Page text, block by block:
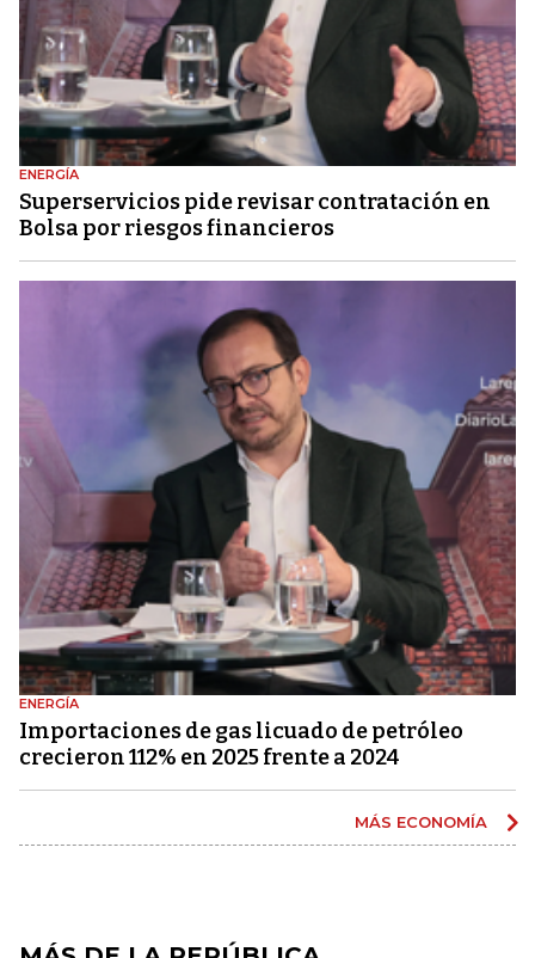
ENERGÍA
Superservicios pide revisar contratación en
Bolsa por riesgos financieros
ENERGÍA
Importaciones de gas licuado de petróleo
crecieron 112% en 2025 frente a 2024
MÁS ECONOMÍA